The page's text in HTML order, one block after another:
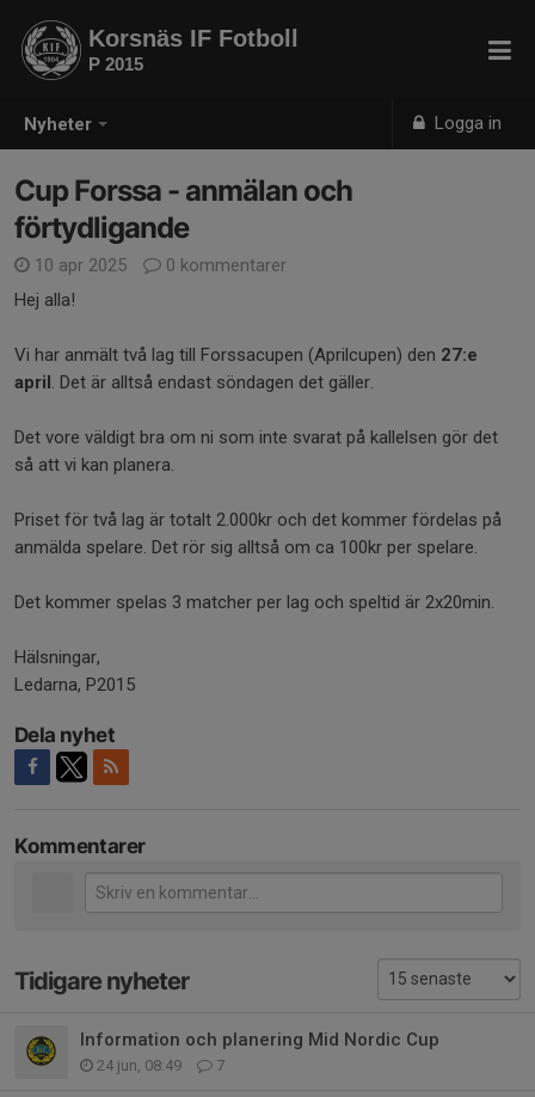
Nyheter Logga in
Korsnäs IF Fotboll
P 2015
Cup Forssa - anmälan och
förtydligande
10 apr 2025
0 kommentarer
Hej alla!
Vi har anmält två lag till Forssacupen (Aprilcupen) den 27:e
april. Det är alltså endast söndagen det gäller.
Det vore väldigt bra om ni som inte svarat på kallelsen gör det
så att vi kan planera.
Priset för två lag är totalt 2.000kr och det kommer fördelas på
anmälda spelare. Det rör sig alltså om ca 100kr per spelare.
Det kommer spelas 3 matcher per lag och speltid är 2x20min.
Hälsningar,
Ledarna, P2015
Dela nyhet
Kommentarer
Tidigare nyheter
Information och planering Mid Nordic Cup
24 jun, 08:49 7